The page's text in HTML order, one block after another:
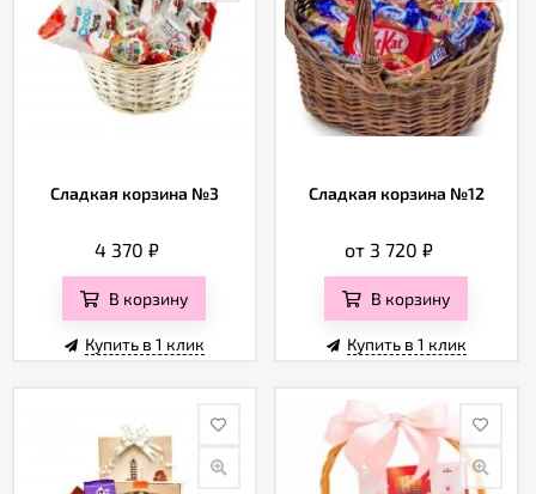
Сладкая корзина №3
4 370₽
В корзину
Купить в 1 клик
Сладкая корзина №12
от 3 720₽
В корзину
Купить в 1 клик